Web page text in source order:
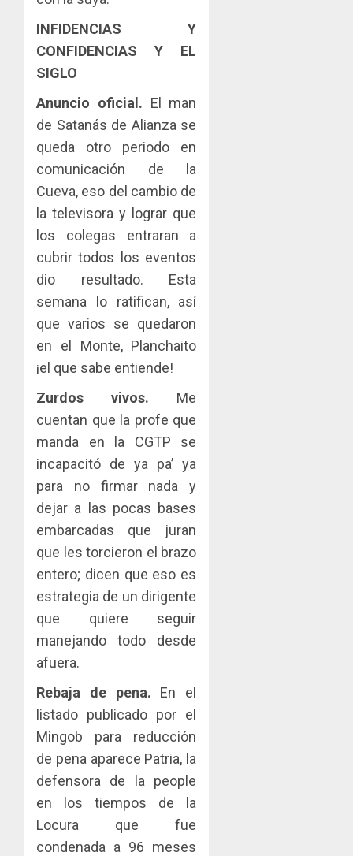
INFIDENCIAS Y
CONFIDENCIAS Y EL
SIGLO
Anuncio oficial. El man
de Satanás de Alianza se
queda otro periodo en
comunicación de la
Cueva, eso del cambio de
la televisora y lograr que
los colegas entraran a
cubrir todos los eventos
dio resultado. Esta
semana lo ratifican, así
que varios se quedaron
en el Monte, Planchaito
¡el que sabe entiende!
Zurdos vivos. Me
cuentan que la profe que
manda en la CGTP se
incapacitó de ya pa’ ya
para no firmar nada y
dejar a las pocas bases
embarcadas que juran
que les torcieron el brazo
entero; dicen que eso es
estrategia de un dirigente
que quiere seguir
manejando todo desde
afuera.
Rebaja de pena. En el
listado publicado por el
Mingob para reducción
de pena aparece Patria, la
defensora de la people
en los tiempos de la
Locura que fue
condenada a 96 meses